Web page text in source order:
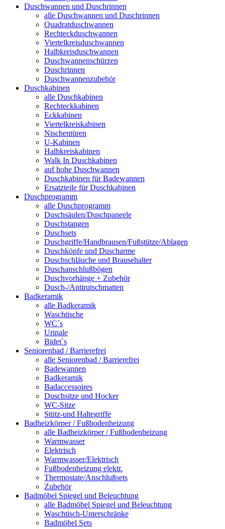
Duschwannen und Duschrinnen
alle Duschwannen und Duschrinnen
Quadratduschwannen
Rechteckduschwannen
Viertelkreisduschwannen
Halbkreisduschwannen
Duschwannenschürzen
Duschrinnen
Duschwannenzubehör
Duschkabinen
alle Duschkabinen
Rechteckkabinen
Eckkabinen
Viertelkreiskabinen
Nischentüren
U-Kabinen
Halbkreiskabinen
Walk In Duschkabinen
auf hohe Duschwannen
Duschkabinen für Badewannen
Ersatzteile für Duschkabinen
Duschprogramm
alle Duschprogramm
Duschsäulen/Duschpaneele
Duschstangen
Duschsets
Duschgriffe/Handbrausen/Fußstütze/Ablagen
Duschköpfe und Duscharme
Duschschläuche und Brausehalter
Duschanschlußbögen
Duschvorhänge + Zubehör
Dusch-/Antirutschmatten
Badkeramik
alle Badkeramik
Waschtische
WC´s
Urinale
Bidet`s
Seniorenbad / Barrierefrei
alle Seniorenbad / Barrierefrei
Badewannen
Badkeramik
Badaccessoires
Duschsitze und Hocker
WC-Sitze
Stütz-und Haltegriffe
Badheizkörper / Fußbodenheizung
alle Badheizkörper / Fußbodenheizung
Warmwasser
Elektrisch
Warmwasser/Elektrisch
Fußbodenheizung elektr.
Thermostate/Anschlußsets
Zubehör
Badmöbel Spiegel und Beleuchtung
alle Badmöbel Spiegel und Beleuchtung
Waschtisch-Unterschränke
Badmöbel Sets